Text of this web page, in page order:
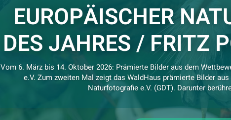
EUROPÄISCHER
DES JAHRES / FRITZ
Vom 6. März bis 14. Oktober 2026: Prämierte Bilder aus dem
e.V. Zum zweiten Mal zeigt das WaldHaus prämierte Bilder
Naturfotografie e.V. (GDT). Darunter